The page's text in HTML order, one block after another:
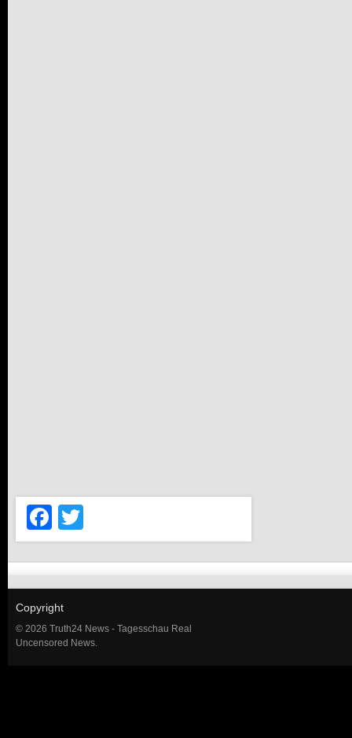
Facebook
Copyright
© 2026 Truth24 News - Tagesschau Real
Uncensored News.